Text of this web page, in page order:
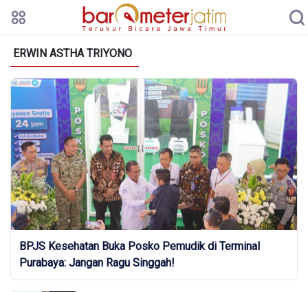
ERWIN ASTHA TRIYONO
BPJS Kesehatan Buka Posko Pemudik di Terminal
Purabaya: Jangan Ragu Singgah!